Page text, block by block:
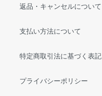
返品・キャンセルについて
支払い方法について
特定商取引法に基づく表記
プライバシーポリシー